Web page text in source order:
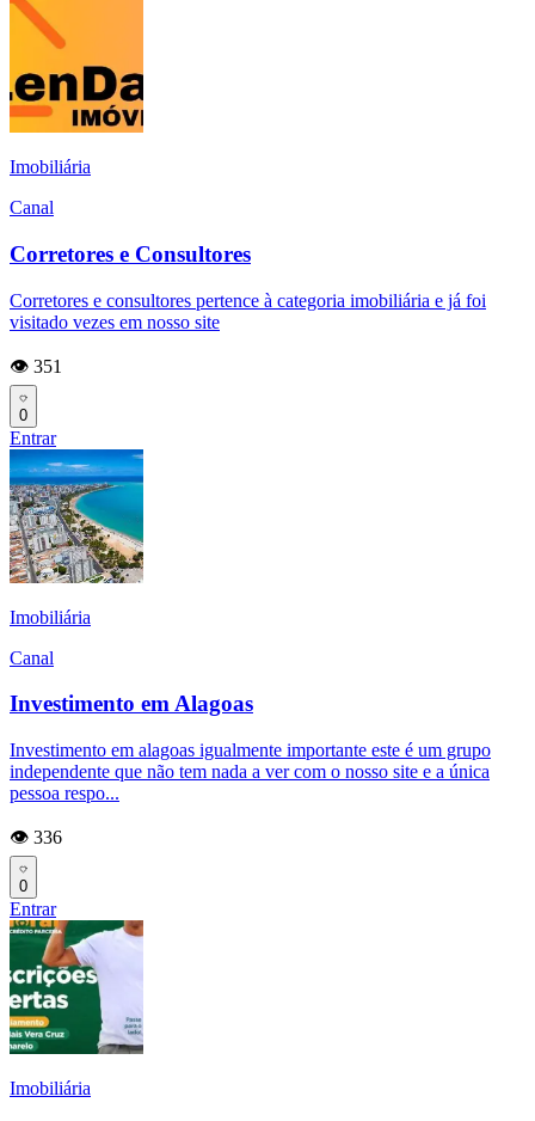
Imobiliária
Canal
Corretores e Consultores
Corretores e consultores pertence à categoria imobiliária e já foi
visitado vezes em nosso site
👁️ 351
0
Entrar
Imobiliária
Canal
Investimento em Alagoas
Investimento em alagoas igualmente importante este é um grupo
independente que não tem nada a ver com o nosso site e a única
pessoa respo...
👁️ 336
0
Entrar
Imobiliária